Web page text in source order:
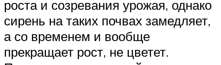
роста и созревания урожая, однако
сирень на таких почвах замедляет,
а со временем и вообще
прекращает рост, не цветет.